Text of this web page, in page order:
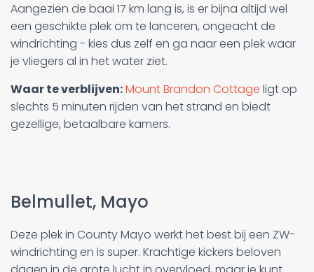
Aangezien de baai 17 km lang is, is er bijna altijd wel
een geschikte plek om te lanceren, ongeacht de
windrichting - kies dus zelf en ga naar een plek waar
je vliegers al in het water ziet.
Waar te verblijven:Mount Brandon Cottage ligt op
slechts 5 minuten rijden van het strand en biedt
gezellige, betaalbare kamers.
Belmullet, Mayo
Deze plek in County Mayo werkt het best bij een ZW-
windrichting en is super. Krachtige kickers beloven